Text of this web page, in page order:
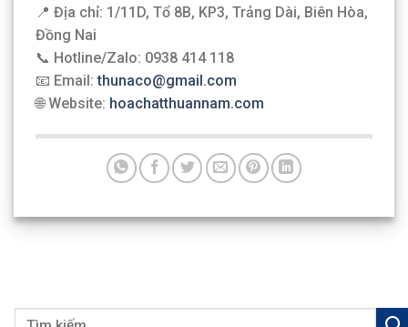
📍 Địa chỉ: 1/11D, Tổ 8B, KP3, Trảng Dài, Biên Hòa,
Đồng Nai
📞 Hotline/Zalo: 0938 414 118
📧 Email:thunaco@gmail.com
🌐 Website: hoachatthuannam.com